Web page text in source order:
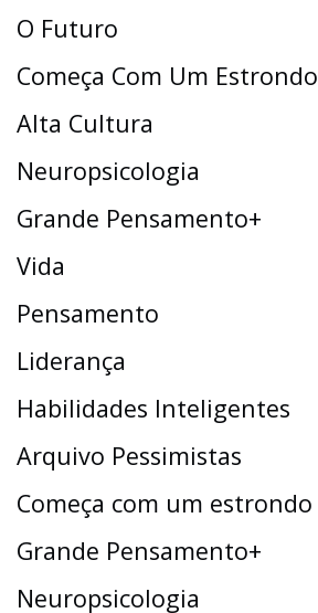
O Futuro
Começa Com Um Estrondo
Alta Cultura
Neuropsicologia
Grande Pensamento+
Vida
Pensamento
Liderança
Habilidades Inteligentes
Arquivo Pessimistas
Começa com um estrondo
Grande Pensamento+
Neuropsicologia